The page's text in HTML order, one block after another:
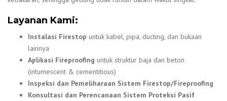
Layanan Kami:
Instalasi Firestop untuk kabel, pipa, ducting, dan bukaan
lainnya
Aplikasi Fireproofing untuk struktur baja dan beton
(intumescent & cementitious)
Inspeksi dan Pemeliharaan Sistem Firestop/Fireproofing
Konsultasi dan Perencanaan Sistem Proteksi Pasif